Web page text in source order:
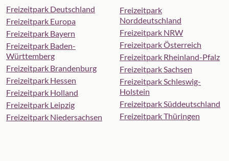
Freizeitpark Deutschland
Freizeitpark Europa
Freizeitpark Bayern
Freizeitpark Baden-
Württemberg
Freizeitpark Brandenburg
Freizeitpark Hessen
Freizeitpark Holland
Freizeitpark Leipzig
Freizeitpark Niedersachsen
Freizeitpark
Norddeutschland
Freizeitpark NRW
Freizeitpark Österreich
Freizeitpark Rheinland-Pfalz
Freizeitpark Sachsen
Freizeitpark Schleswig-
Holstein
Freizeitpark Süddeutschland
Freizeitpark Thüringen